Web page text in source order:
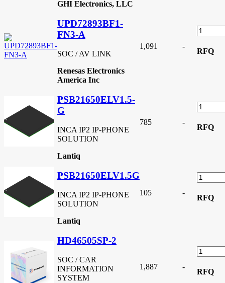
GHI Electronics, LLC
UPD72893BF1-
FN3-A
SOC / AV LINK
Renesas Electronics
America Inc
1,091 -
RFQ
PSB21650ELV1.5-
G
INCA IP2 IP-PHONE
SOLUTION
Lantiq
785 -
RFQ
PSB21650ELV1.5G
INCA IP2 IP-PHONE
SOLUTION
Lantiq
105 -
RFQ
HD46505SP-2
SOC / CAR
INFORMATION
SYSTEM
1,887 -
RFQ